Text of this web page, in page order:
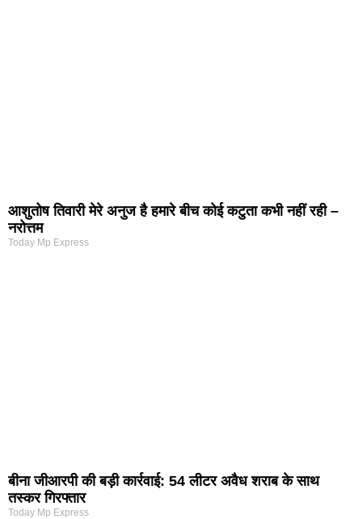
आशुतोष तिवारी मेरे अनुज है हमारे बीच कोई कटुता कभी नहीं रही –
नरोत्तम
Today Mp Express
बीना जीआरपी की बड़ी कार्रवाई: 54 लीटर अवैध शराब के साथ
तस्कर गिरफ्तार
Today Mp Express